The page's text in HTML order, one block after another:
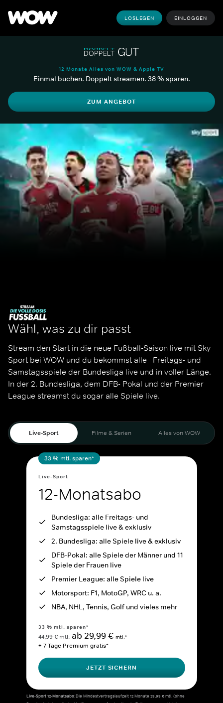
LOSLEGEN EINLOGGEN
12 Monate Alles von WOW & Apple TV
Einmal buchen. Doppelt streamen. 38 % sparen.
ZUM ANGEBOT
Wähl, was zu dir passt
Stream den Start in die neue Fußball-Saison live mit Sky
Sport bei WOW und du bekommst alle   Freitags- und
Samstagsspiele der Bundesliga live und in voller Länge.
In der 2. Bundesliga, dem DFB- Pokal und der Premier
League streamst du sogar alle Spiele live.
Live-Sport Filme & Serien Alles von WOW
33 % mtl. sparen*
Live-Sport
12-Monatsabo
Bundesliga: alle Freitags- und
Samstagsspiele live & exklusiv
2. Bundesliga: alle Spiele live & exklusiv
DFB-Pokal: alle Spiele der Männer und 11
Spiele der Frauen live
Premier League: alle Spiele live
Motorsport: F1, MotoGP, WRC u. a.
NBA, NHL, Tennis, Golf und vieles mehr
33 % mtl. sparen*
44,99 € mtl. ab 29,99 € mtl.*
+ 7 Tage Premium gratis*
JETZT SICHERN
Live-Sport 12-Monatsabo:Die Mindestvertragslaufzeit 12 Monate 29,99 € mtl. (ohne